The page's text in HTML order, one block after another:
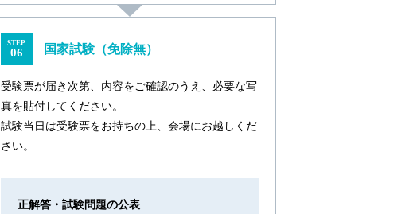
STEP
06 国家試験（免除無）
受験票が届き次第、内容をご確認のうえ、必要な写
真を貼付してください。
試験当日は受験票をお持ちの上、会場にお越しくだ
さい。
正解答・試験問題の公表